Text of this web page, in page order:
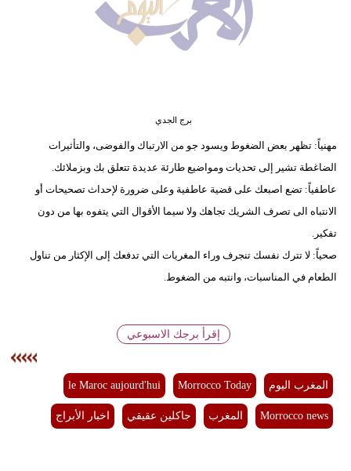
مرأة
إسلامية
برج الجدي
مهنياً: تظهر بعض الضغوط ويسود جو من الارتباك والفوضى، والتأثيرات
الضاغطة تشير إلى تحديات ومواضيع طارئة عديدة تتعلق بك وبزملائك.
عاطفياً: تضع اصبعك على قضية عاطفية وعلى ضرورة لإحداث تصحيحات أو
الانتباه الى تصرف الشريك تجاهك ولا سيما الأقوال التي يتفوه بها من دون
تفكير.
صحياً: لا تترك نفسك تنجرف وراء المغريات التي تدفعك إلى الإكثار من تناول
الطعام في المناسبات، وانتبه من الضغوط.
إقرأ برجك الاسبوعي
المغرب اليوم Morrocco Today
le Maroc aujourd'hui
Morrocco news المغرب جاكلين عقيقي اخبار الأبراج